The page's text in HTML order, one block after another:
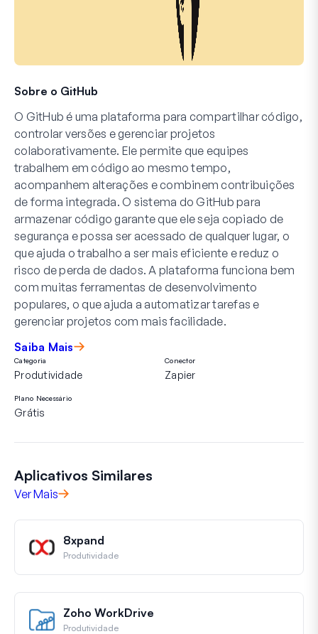
Sobre o GitHub
O GitHub é uma plataforma para compartilhar código,
controlar versões e gerenciar projetos
colaborativamente. Ele permite que equipes
trabalhem em código ao mesmo tempo,
acompanhem alterações e combinem contribuições
de forma integrada. O sistema do GitHub para
armazenar código garante que ele seja copiado de
segurança e possa ser acessado de qualquer lugar, o
que ajuda o trabalho a ser mais eficiente e reduz o
risco de perda de dados. A plataforma funciona bem
com muitas ferramentas de desenvolvimento
populares, o que ajuda a automatizar tarefas e
gerenciar projetos com mais facilidade.
Saiba Mais
Categoria
Produtividade
Conector
Zapier
Plano Necessário
Grátis
Aplicativos Similares
Ver Mais
8xpand
Produtividade
Zoho WorkDrive
Produtividade